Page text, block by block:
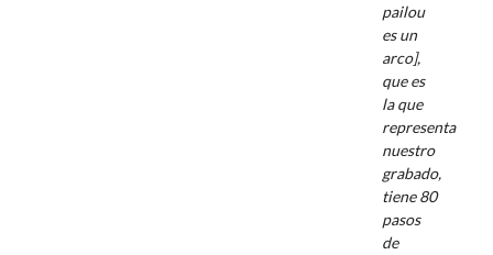
pailou
es un
arco],
que es
la que
representa
nuestro
grabado,
tiene 80
pasos
de